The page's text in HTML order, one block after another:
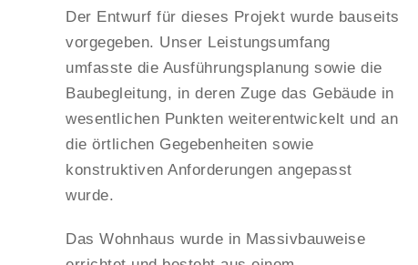
Der Entwurf für dieses Projekt wurde bauseits
vorgegeben. Unser Leistungsumfang
umfasste die Ausführungsplanung sowie die
Baubegleitung, in deren Zuge das Gebäude in
wesentlichen Punkten weiterentwickelt und an
die örtlichen Gegebenheiten sowie
konstruktiven Anforderungen angepasst
wurde.
Das Wohnhaus wurde in Massivbauweise